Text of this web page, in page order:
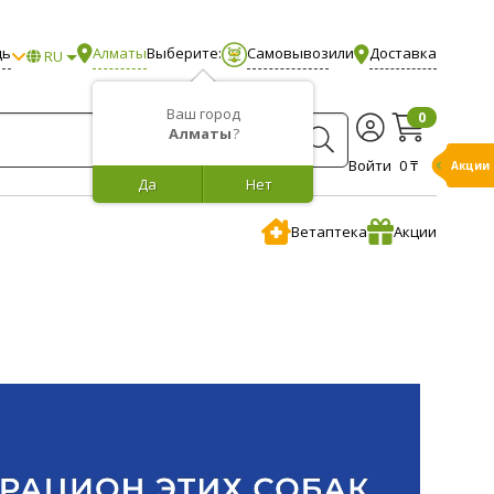
RU Алматы
Ваш город
Алматы?
Нет
Да
Выберите: Самовывозили Доставка
Войти
0
0 ₸
Ветаптека Акции
Бонусы